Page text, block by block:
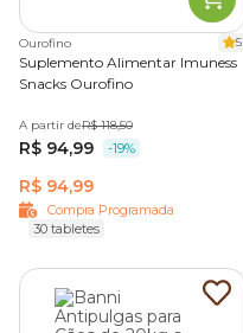
Ourofino 5
Suplemento Alimentar Imuness
Snacks Ourofino
A partir deR$ 118,50
R$ 94,99 -19%
R$ 94,99
Compra Programada
30 tabletes